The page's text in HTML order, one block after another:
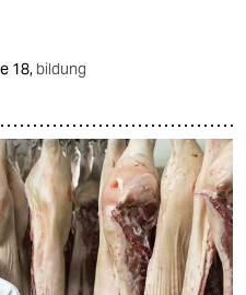
18, bildung